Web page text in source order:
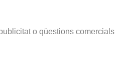
o qüestions comercials